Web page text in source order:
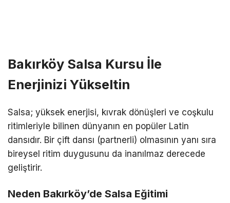
Bakırköy Salsa Kursu İle
Enerjinizi Yükseltin
Salsa; yüksek enerjisi, kıvrak dönüşleri ve coşkulu
ritimleriyle bilinen dünyanın en popüler Latin
dansıdır. Bir çift dansı (partnerli) olmasının yanı sıra
bireysel ritim duygusunu da inanılmaz derecede
geliştirir.
Neden Bakırköy’de Salsa Eğitimi